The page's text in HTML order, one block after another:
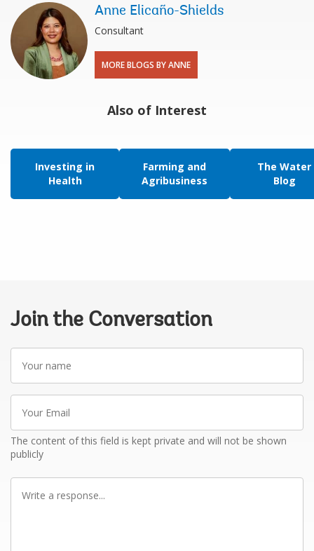
Anne Elicaño-Shields
Consultant
MORE BLOGS BY ANNE
Also of Interest
Investing in
Health
Farming and
Agribusiness
The Water
Blog
Join the Conversation
Your
name
Your
Email
The content of this field is kept private and will not be shown
publicly
Write